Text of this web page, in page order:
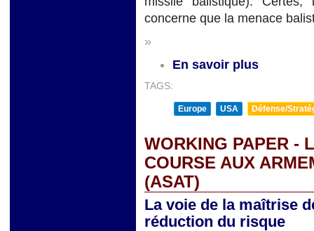
concerne que la menace
»
En savoir plus
TAGS:
Europe USA Défense/
WORKING PAPER -
COURSE AUX
(ASAT)
La voie de la maîtrise
réduction du risque